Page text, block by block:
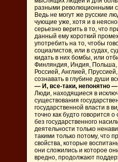
разными революционными
Ведь не могут же русские
чующие уже, хотя и в
серьезно верить в то, что
данный ему короткий
употребить на то, чтобы
социалистов, или в судах,
кидать в них бомбы, или
Финляндия, Индия, Польша,
Россией, Англией,
сознавать в глубине души
— И, все-таки, непонятно —
Люди, находящиеся в
существования
государственной власти в
точно как будто говорится
без государственного
деятельности только
такими только потому, что
свойства, которые
они сложились и которое
вредно, продолжают